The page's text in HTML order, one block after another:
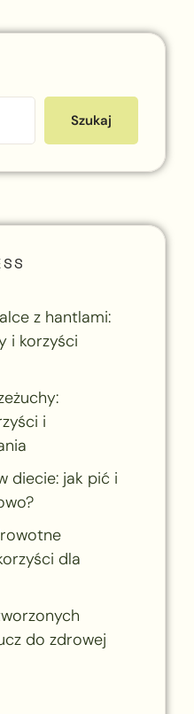
Szukaj
z hantlami:
i korzyści
i
diecie: jak pić i
dla
do zdrowej